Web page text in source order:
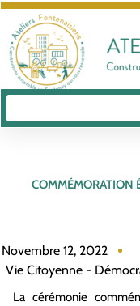
COMMÉMORATION
Novembre 12, 2022
Vie Citoyenne -
La cérémonie